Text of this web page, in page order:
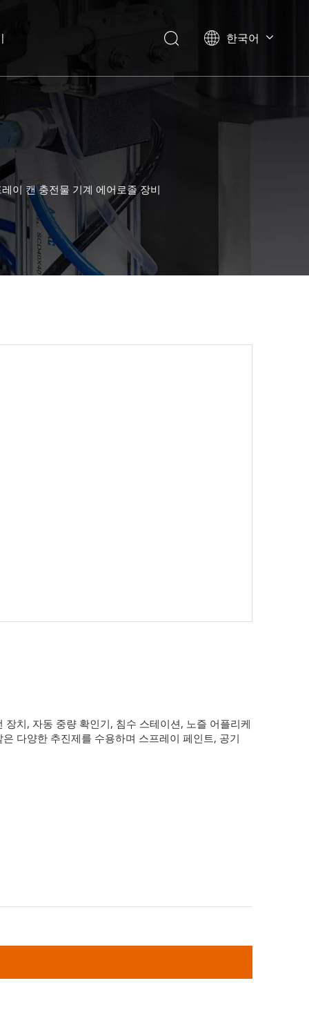
한국어
العربية
이 캔 충전물 기계 에어로졸 장비
치, 자동 중량 확인기, 침수 스테이션, 노즐 어플리케
다양한 추진제를 수용하며 스프레이 페인트, 공기